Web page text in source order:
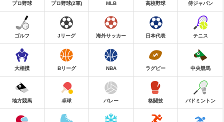
プロ野球 プロ野球(2軍) MLB 高校野球 侍ジャパン
ゴルフ Jリーグ 海外サッカー 日本代表 テニス
大相撲 Bリーグ NBA ラグビー 中央競馬
地方競馬 卓球 バレー 格闘技 バドミントン